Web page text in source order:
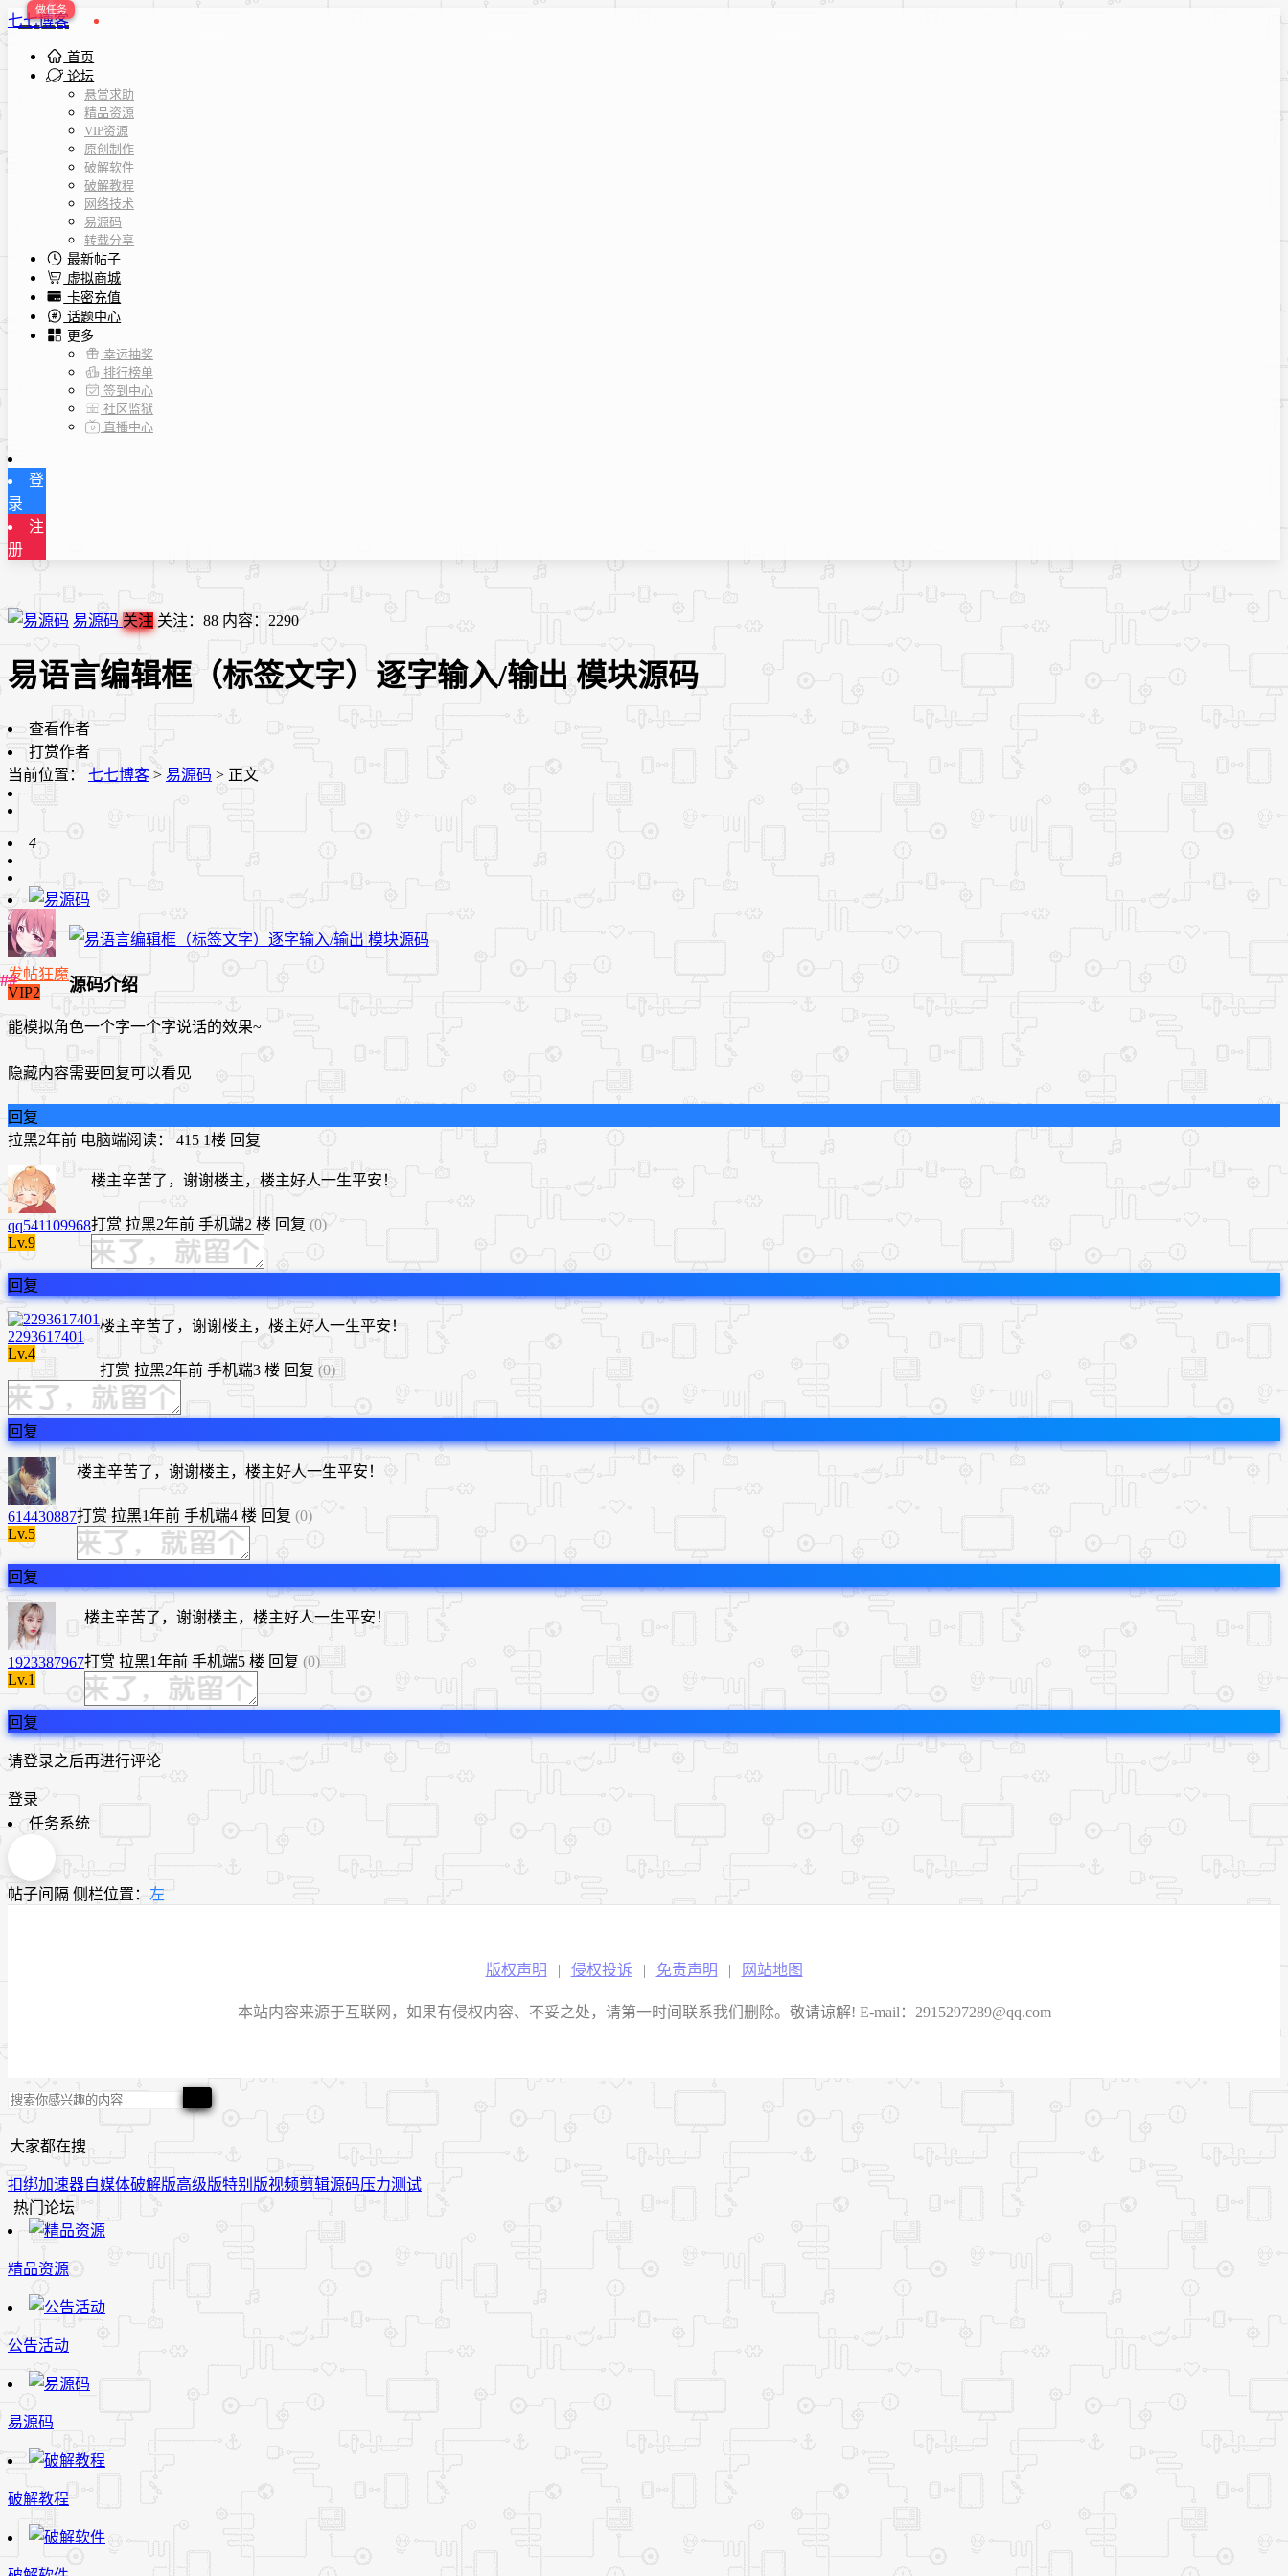
七七博客
首页
论坛
悬赏求助
精品资源
VIP资源
原创制作
破解软件
破解教程
网络技术
易源码
转载分享
最新帖子
虚拟商城
卡密充值
话题中心
更多
幸运抽奖
排行榜单
签到中心
社区监狱
直播中心
登
录
注
册
易源码关注 关注： 88 内容： 2290
易语言编辑框（标签文字）逐字输入/输出 模块源码
查看作者
打赏作者
当前位置： 七七博客 > 易源码 > 正文
4
发帖狂魔
VIP2
源码介绍
能模拟角色一个字一个字说话的效果~
隐藏内容需要回复可以看见
回复
拉黑2年前 电脑端阅读： 415 1楼 回复
qq541109968
Lv.9
楼主辛苦了，谢谢楼主，楼主好人一生平安！
打赏 拉黑2年前 手机端2 楼 回复 (0)
回复
2293617401
Lv.4
楼主辛苦了，谢谢楼主，楼主好人一生平安！
打赏 拉黑2年前 手机端3 楼 回复 (0)
回复
614430887
Lv.5
楼主辛苦了，谢谢楼主，楼主好人一生平安！
打赏 拉黑1年前 手机端4 楼 回复 (0)
回复
1923387967
Lv.1
楼主辛苦了，谢谢楼主，楼主好人一生平安！
打赏 拉黑1年前 手机端5 楼 回复 (0)
回复
请登录之后再进行评论
登录
任务系统
帖子间隔 侧栏位置： 左
版权声明 | 侵权投诉 | 免责声明 | 网站地图
本站内容来源于互联网，如果有侵权内容、不妥之处，请第一时间联系我们删除。敬请谅解! E-mail：2915297289@qq.com
大家都在搜
扣绑加速器自媒体破解版高级版特别版视频剪辑源码压力测试
热门论坛
精品资源
公告活动
易源码
破解教程